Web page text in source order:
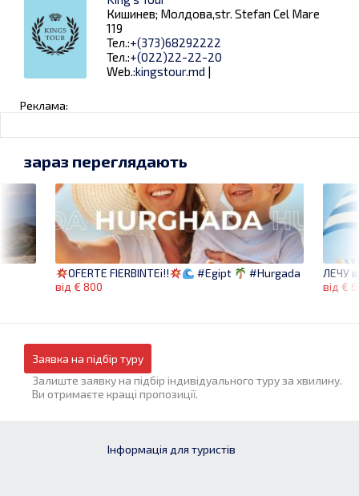
Кишинев; Молдова,str. Stefan Cel Mare
119
Тел.:+(373)68292222
Тел.:+(022)22-22-20
Web.:kingstour.md |
Реклама:
ЛЕЧУ
від €
зараз переглядають
OFERTE FIERBINTEi!! #Egipt
#Hurgada
від € 800
Заявка на підбір туру
Залиште заявку на підбір індивідуального туру за хвилину.
Ви отримаєте кращі пропозиції.
Інформація для туристів